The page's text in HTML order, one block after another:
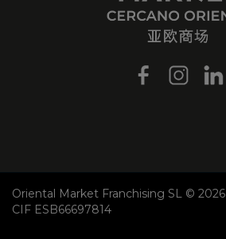
Oriental Market Franchising SL © 2026
CIF ESB66697814